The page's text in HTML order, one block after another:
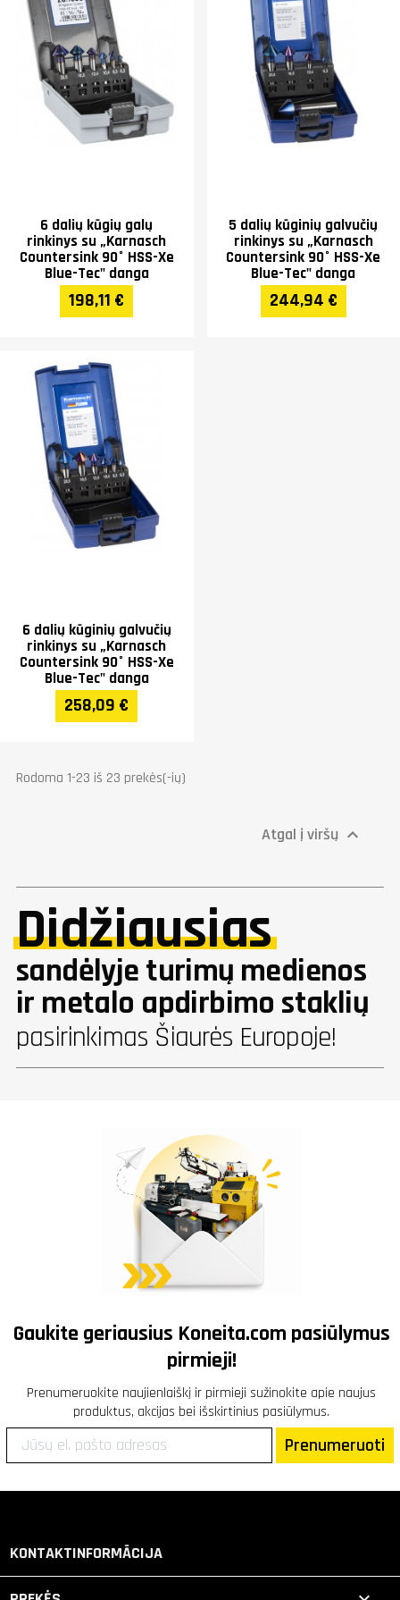
6 dalių kūgių galų
rinkinys su „Karnasch
Countersink 90° HSS-Xe
Blue-Tec" danga
198,11 €
5 dalių kūginių galvučių
rinkinys su „Karnasch
Countersink 90° HSS-Xe
Blue-Tec" danga
244,94 €
6 dalių kūginių galvučių
rinkinys su „Karnasch
Countersink 90° HSS-Xe
Blue-Tec" danga
258,09 €
Rodoma 1-23 iš 23 prekės(-ių)
Atgal į viršų 
Didžiausias
sandėlyje turimų medienos
ir metalo apdirbimo staklių
pasirinkimas Šiaurės Europoje!
Gaukite geriausius Koneita.com pasiūlymus
pirmieji!
Prenumeruokite naujienlaiškį ir pirmieji sužinokite apie naujus
produktus, akcijas bei išskirtinius pasiūlymus.
Prenumeruoti
KONTAKTINFORMĀCIJA